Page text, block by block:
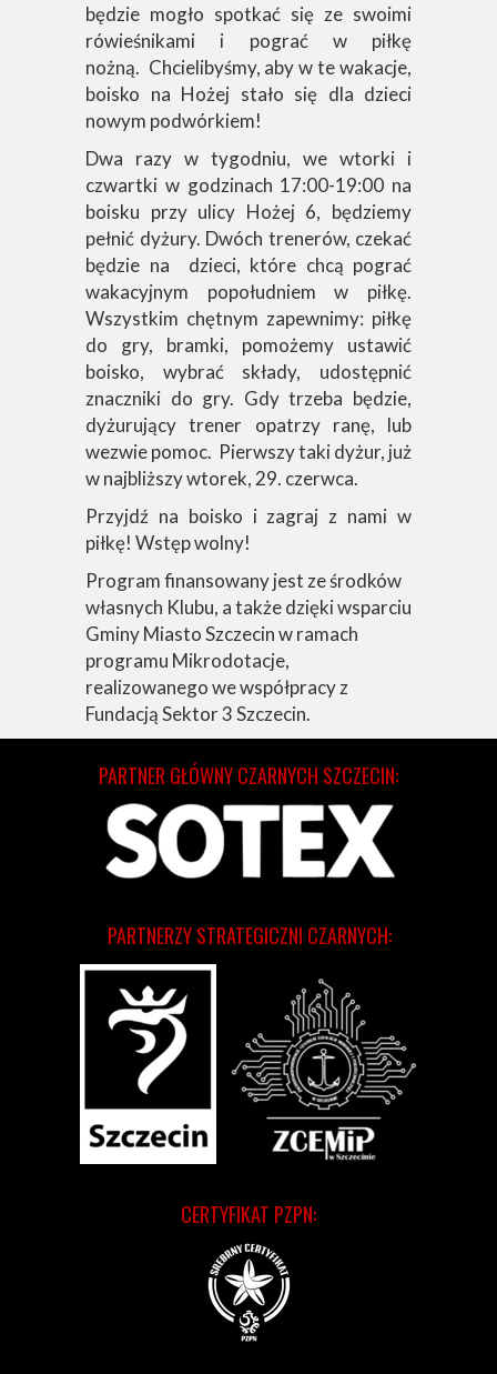
będzie mogło spotkać się ze swoimi
rówieśnikami i pograć w piłkę
nożną. Chcielibyśmy, aby w te wakacje,
boisko na Hożej stało się dla dzieci
nowym podwórkiem!
Dwa razy w tygodniu, we wtorki i
czwartki w godzinach 17:00-19:00 na
boisku przy ulicy Hożej 6, będziemy
pełnić dyżury. Dwóch trenerów, czekać
będzie na dzieci, które chcą pograć
wakacyjnym popołudniem w piłkę.
Wszystkim chętnym zapewnimy: piłkę
do gry, bramki, pomożemy ustawić
boisko, wybrać składy, udostępnić
znaczniki do gry. Gdy trzeba będzie,
dyżurujący trener opatrzy ranę, lub
wezwie pomoc. Pierwszy taki dyżur, już
w najbliższy wtorek, 29. czerwca.
Przyjdź na boisko i zagraj z nami w
piłkę! Wstęp wolny!
Program finansowany jest ze środków
własnych Klubu, a także dzięki wsparciu
Gminy Miasto Szczecin w ramach
programu Mikrodotacje,
realizowanego we współpracy z
Fundacją Sektor 3 Szczecin.
CERTYFIKAT PZPN:
PARTNERZY STRATEGICZNI CZARNYCH:
PARTNER GŁÓWNY CZARNYCH SZCZECIN: